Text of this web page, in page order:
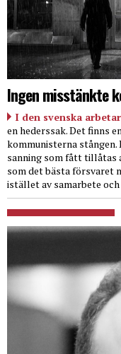
Ingen misstänkte
I den svenska
en hederssak. Det finns
kommunisterna
sanning som fått tillåtas
som det bästa försvaret
istället av samarbete